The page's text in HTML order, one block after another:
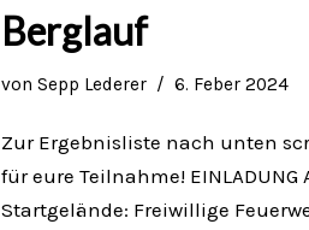
Berglauf
von Sepp Lederer 6. Feber 2024
Zur Ergebnisliste nach unten
für eure Teilnahme! EINLADUNG
Startgelände: Freiwillige